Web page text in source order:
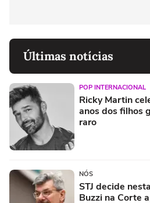
Últimas notícias
POP INTERNACIONAL
Ricky Martin
anos dos filhos
raro
NÓS
STJ decide
Buzzi na Corte